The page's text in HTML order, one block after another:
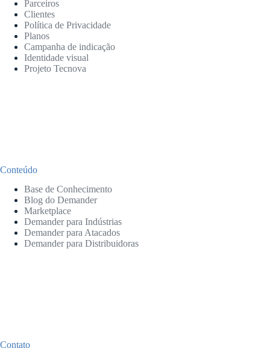
Parceiros
Clientes
Política de Privacidade
Planos
Campanha de indicação
Identidade visual
Projeto Tecnova
Conteúdo
Base de Conhecimento
Blog do Demander
Marketplace
Demander para Indústrias
Demander para Atacados
Demander para Distribuidoras
Contato